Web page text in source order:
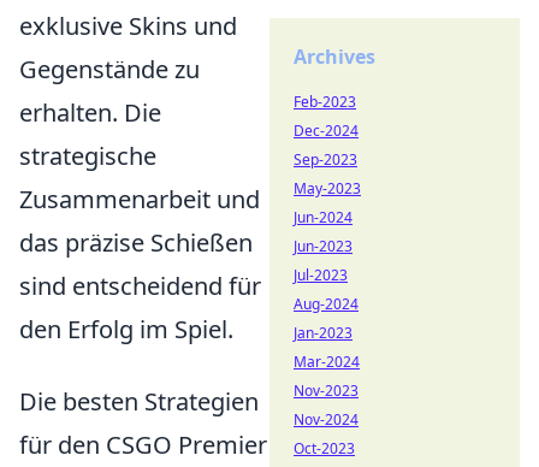
exklusive Skins und
Gegenstände zu
erhalten. Die
strategische
Zusammenarbeit und
das präzise Schießen
sind entscheidend für
den Erfolg im Spiel.
Die besten Strategien
für den CSGO Premier
Archives
Feb-2023
Dec-2024
Sep-2023
May-2023
Jun-2024
Jun-2023
Jul-2023
Aug-2024
Jan-2023
Mar-2024
Nov-2023
Nov-2024
Oct-2023